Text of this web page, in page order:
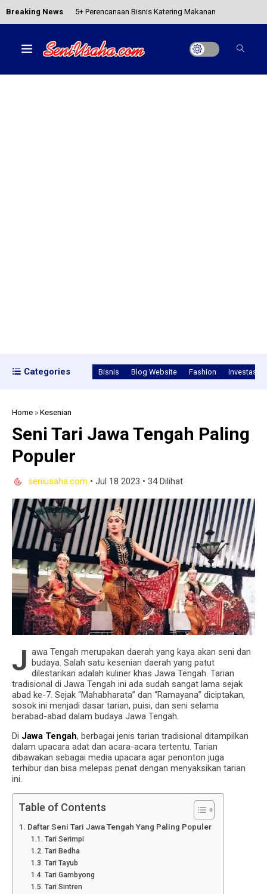
Breaking News Inilah Cara Membuat Kerajinan Flannel Yang Dapat
Kesenian Aceh yang Membuat Indonesia Bangga
Categories Bisnis Blog Website Fashion Investasi
Home »Kesenian
Seni Tari Jawa Tengah Paling
Populer
seniusaha.com • Jul 18 2023 • 34 Dilihat
J awa Tengah merupakan daerah yang kaya akan seni dan
budaya. Salah satu kesenian daerah yang patut
dilestarikan adalah kuliner khas Jawa Tengah. Tarian
tradisional di Jawa Tengah ini ada sudah sangat lama sejak
abad ke-7. Sejak “Mahabharata” dan “Ramayana” diciptakan,
sosok ini menjadi dasar tarian, puisi, dan seni selama
berabad-abad dalam budaya Jawa Tengah.
Di Jawa Tengah, berbagai jenis tarian tradisional ditampilkan
dalam upacara adat dan acara-acara tertentu. Tarian
dibawakan sebagai media upacara agar penonton juga
terhibur dan bisa melepas penat dengan menyaksikan tarian
ini.
Table of Contents
Daftar Seni Tari Jawa Tengah Yang Paling Populer
Tari Serimpi
Tari Bedha
Tari Tayub
Tari Gambyong
Tari Sintren